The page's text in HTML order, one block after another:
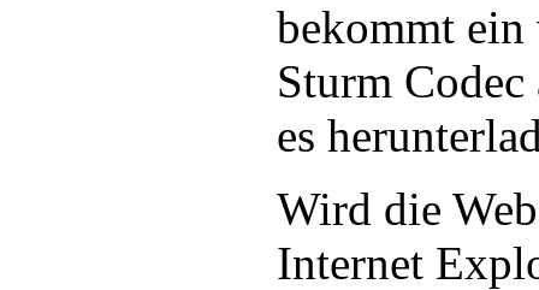
bekommt
Sturm
es
Wird die
Internet